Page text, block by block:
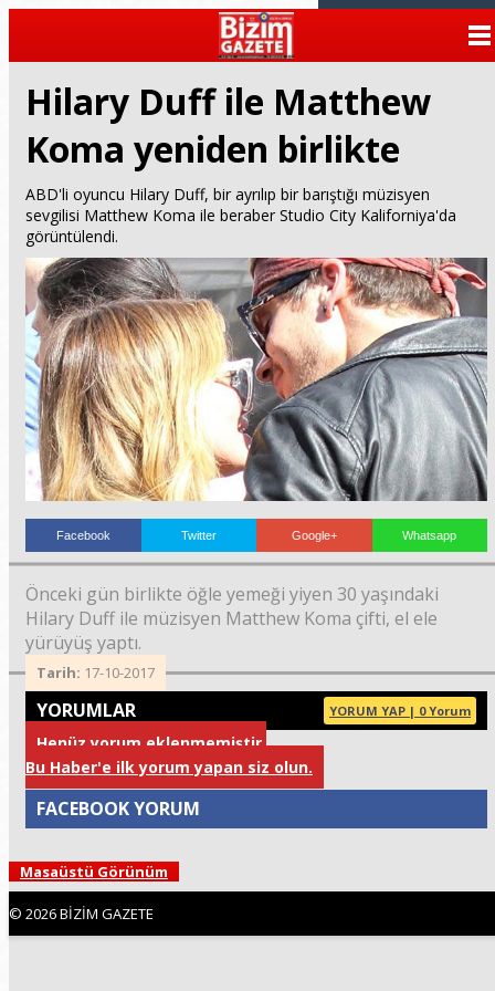
Hilary Duff ile Matthew
Koma yeniden birlikte
ABD'li oyuncu Hilary Duff, bir ayrılıp bir barıştığı müzisyen
sevgilisi Matthew Koma ile beraber Studio City Kaliforniya'da
görüntülendi.
Facebook Twitter Google+ Whatsapp
Önceki gün birlikte öğle yemeği yiyen 30 yaşındaki
Hilary Duff ile müzisyen Matthew Koma çifti, el ele
yürüyüş yaptı.
Tarih: 17-10-2017
YORUMLAR YORUM YAP | 0 Yorum
Henüz yorum eklenmemiştir.
Bu Haber'e ilk yorum yapan siz olun.
FACEBOOK YORUM
Masaüstü Görünüm
© 2026 BİZİM GAZETE
YAZARLAR
ANKETLER
VİDEO GALERİ
KÜNYE
İLETİŞİM
Haberin Doğru